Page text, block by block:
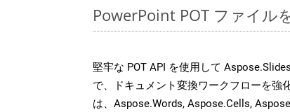
PowerPoint POT ファイル
堅牢な POT API を使用して
で、ドキュメント変換ワークフローを強
は、Aspose.Words, Aspose.Cells,